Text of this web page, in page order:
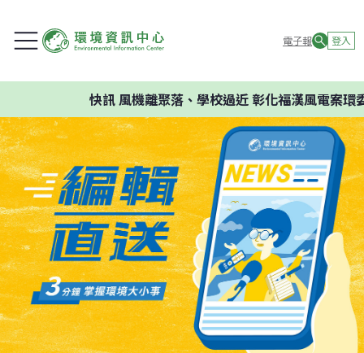
電子報 登入
快訊風機離聚落、學校過近 彰化福漢風電案環委